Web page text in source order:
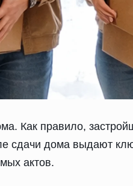
Как правило,
сдачи дома выдают
актов.